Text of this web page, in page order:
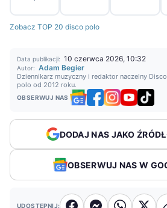
Zobacz TOP 20 disco polo
Data publikacji: 10 czerwca 2026, 10:32
Autor: Adam Begier
Dziennikarz muzyczny i redaktor naczelny
polo od 2012 roku.
OBSERWUJ NAS
DODAJ NAS JAKO
OBSERWUJ NAS W
UDOSTĘPNIJ: